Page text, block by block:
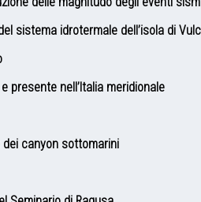
sistema idrotermale dell’isola di
presente nell’Italia meridionale
dei canyon sottomarini